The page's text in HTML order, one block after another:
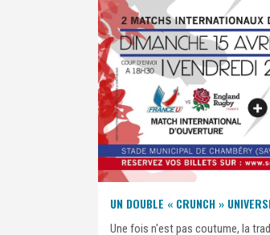
UN DOUBLE « CRUNCH »
Une fois n'est pas coutume, la